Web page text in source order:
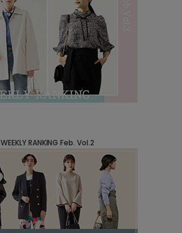
WEEKLY RANKING Feb. Vol.2